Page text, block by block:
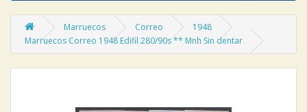
Marruecos Correo
1948
Marruecos Correo 1948 Edifil 280/90s ** Mnh Sin dentar